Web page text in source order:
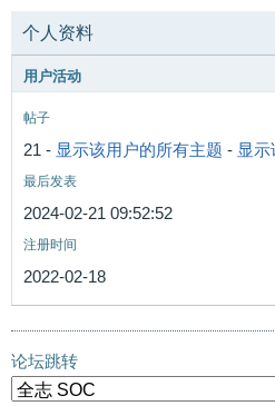
个人资料
用户活动
帖子
21 - 显示该用户的所有主题 - 显
最后发表
2024-02-21 09:52:52
注册时间
2022-02-18
论坛跳转